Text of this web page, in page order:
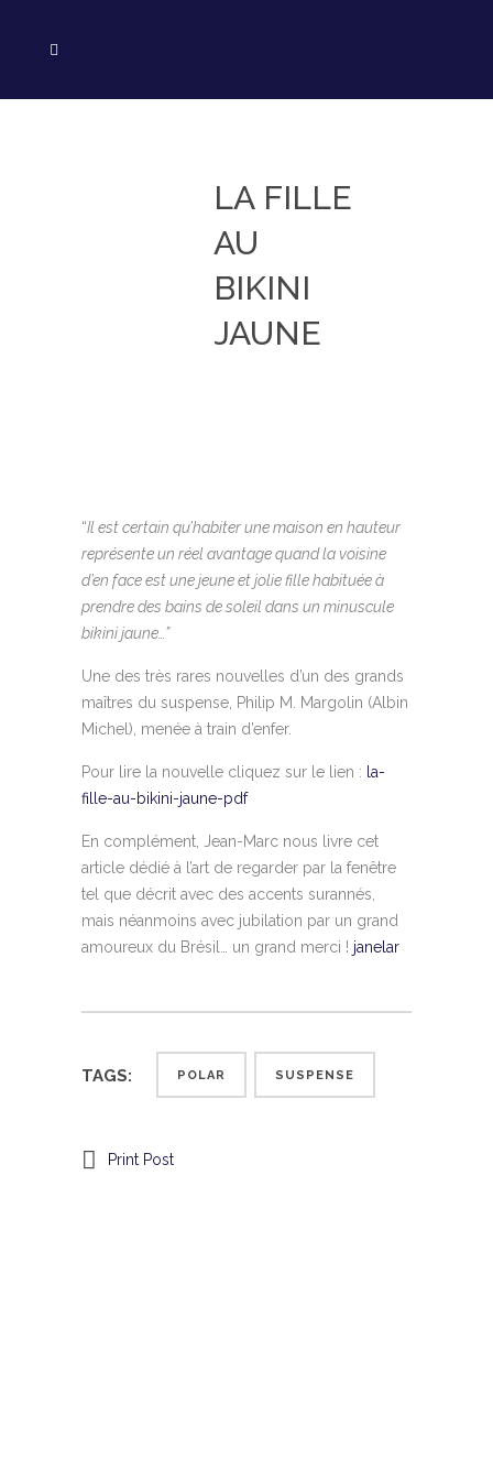
LA FILLE
AU
BIKINI
JAUNE
“Il est certain qu’habiter une maison en hauteur
représente un réel avantage quand la voisine
d’en face est une jeune et jolie fille habituée à
prendre des bains de soleil dans un minuscule
bikini jaune…”
Une des très rares nouvelles d’un des grands
maîtres du suspense, Philip M. Margolin (Albin
Michel), menée à train d’enfer.
Pour lire la nouvelle cliquez sur le lien : la-
fille-au-bikini-jaune-pdf
En complément, Jean-Marc nous livre cet
article dédié à l’art de regarder par la fenêtre
tel que décrit avec des accents surannés,
mais néanmoins avec jubilation par un grand
amoureux du Brésil… un grand merci ! janelar
TAGS: POLAR SUSPENSE
Print Post